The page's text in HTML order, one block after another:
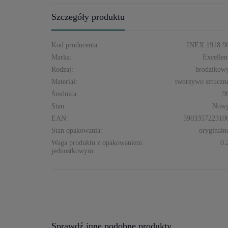
Szczegóły produktu
Kod producenta:
Marka:
Rodzaj:
Materiał:
tworzywo
Średnica:
Stan:
EAN:
Stan opakowania:
Waga produktu z opakowaniem
jednostkowym:
Sprawdź inne podobne produkty